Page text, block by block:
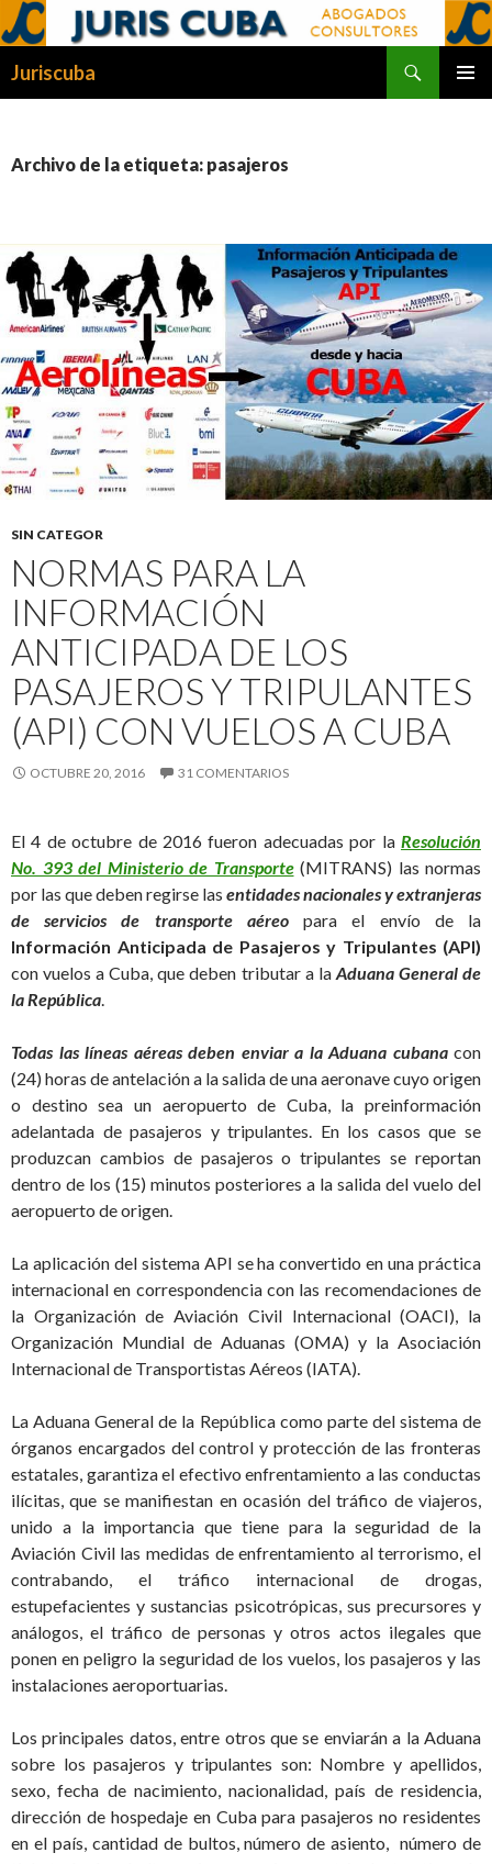
Juriscuba
Archivo de la etiqueta: pasajeros
SIN CATEGOR
NORMAS PARA LA
INFORMACIÓN
ANTICIPADA DE LOS
PASAJEROS Y TRIPULANTES
(API) CON VUELOS A CUBA
OCTUBRE 20, 2016 31 COMENTARIOS
El 4 de octubre de 2016 fueron adecuadas por la Resolución
No. 393 del Ministerio de Transporte(MITRANS) las normas
por las que deben regirse las entidades nacionales y extranjeras
de servicios de transporte aéreopara el envío de la
Información Anticipada de Pasajeros y Tripulantes (API)
con vuelos a Cuba, que deben tributar a la Aduana General de
la República.
Todas las líneas aéreas deben enviar a la Aduana cubanacon
(24) horas de antelación a la salida de una aeronave cuyo origen
o destino sea un aeropuerto de Cuba, la preinformación
adelantada de pasajeros y tripulantes. En los casos que se
produzcan cambios de pasajeros o tripulantes se reportan
dentro de los (15) minutos posteriores a la salida del vuelo del
aeropuerto de origen.
La aplicación del sistema API se ha convertido en una práctica
internacional en correspondencia con las recomendaciones de
la Organización de Aviación Civil Internacional (OACI), la
Organización Mundial de Aduanas (OMA) y la Asociación
Internacional de Transportistas Aéreos (IATA).
La Aduana General de la República como parte del sistema de
órganos encargados del control y protección de las fronteras
estatales, garantiza el efectivo enfrentamiento a las conductas
ilícitas, que se manifiestan en ocasión del tráfico de viajeros,
unido a la importancia que tiene para la seguridad de la
Aviación Civil las medidas de enfrentamiento al terrorismo, el
contrabando, el tráfico internacional de drogas,
estupefacientes y sustancias psicotrópicas, sus precursores y
análogos, el tráfico de personas y otros actos ilegales que
ponen en peligro la seguridad de los vuelos, los pasajeros y las
instalaciones aeroportuarias.
Los principales datos, entre otros que se enviarán a la Aduana
sobre los pasajeros y tripulantes son: Nombre y apellidos,
sexo, fecha de nacimiento, nacionalidad, país de residencia,
dirección de hospedaje en Cuba para pasajeros no residentes
en el país, cantidad de bultos, número de asiento, número de